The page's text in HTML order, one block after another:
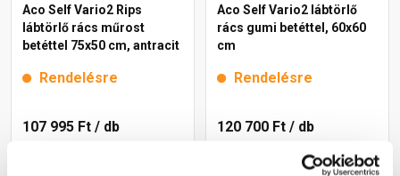
Aco Self Vario2 Rips
lábtörlő rács műrost
betéttel 75x50 cm, antracit
Rendelésre
107 995 Ft / db
Aco Self Vario2 lábtörlő
rács gumi betéttel, 60x60
cm
Rendelésre
120 700 Ft / db